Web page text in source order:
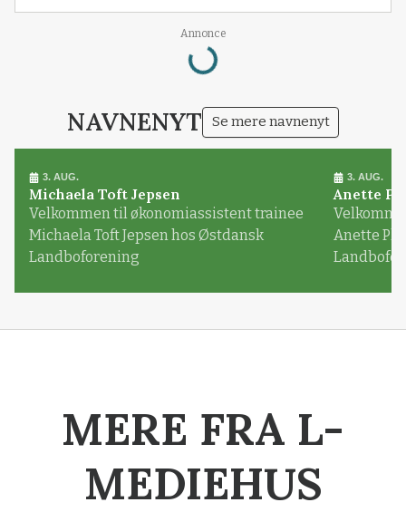
Annonce
Loading...
NAVNENYT Se mere navnenyt
3. AUG.
Michaela Toft Jepsen
Velkommen til økonomiassistent trainee
Michaela Toft Jepsen hos Østdansk
Landboforening
3. AUG.
Anette
Anette
MERE FRA L-
MEDIEHUS